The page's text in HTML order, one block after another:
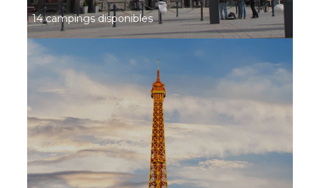
Camping La Source du Jabron
Un domaine 5 étoiles d'exception à Comps, au cœur
d'une Drôme provençale sauvage et authentique.
Comps, Drôme , Auvergne-Rhône-Alpes
14 campings disponibles